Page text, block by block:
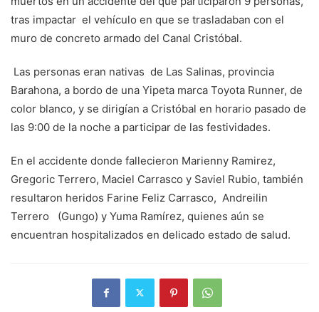
tras impactar el vehículo en que se trasladaban con el
muro de concreto armado del Canal Cristóbal.
Las personas eran nativas de Las Salinas, provincia
Barahona, a bordo de una Yipeta marca Toyota Runner, de
color blanco, y se dirigían a Cristóbal en horario pasado de
las 9:00 de la noche a participar de las festividades.
En el accidente donde fallecieron Marienny Ramirez,
Gregoric Terrero, Maciel Carrasco y Saviel Rubio, también
resultaron heridos Farine Feliz Carrasco, Andreilin
Terrero (Gungo) y Yuma Ramírez, quienes aún se
encuentran hospitalizados en delicado estado de salud.